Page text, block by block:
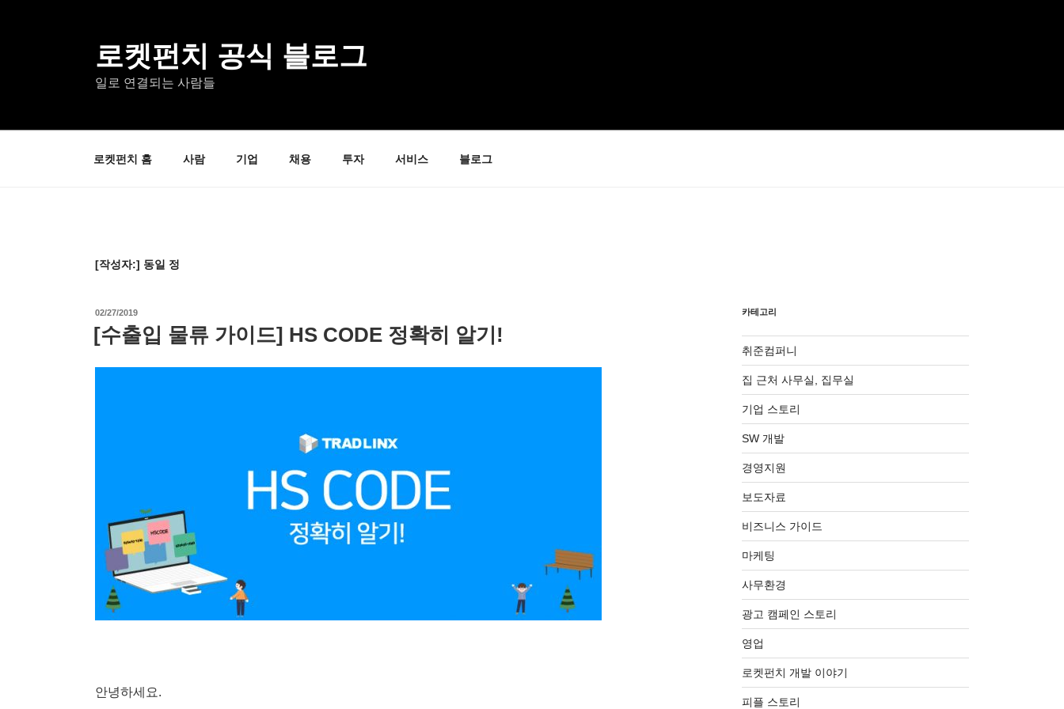
로켓펀치 공식 블로그
일로 연결되는 사람들
로켓펀치 홈 사람 기업 채용 투자 서비스 블로그
[작성자:] 동일 정
작
일
02/27/2019
[수출입 물류 가이드] HS CODE 정확히 알기!
안녕하세요.
카테고리
취준컴퍼니
집 근처 사무실, 집무실
기업 스토리
SW 개발
경영지원
보도자료
비즈니스 가이드
마케팅
사무환경
광고 캠페인 스토리
영업
로켓펀치 개발 이야기
피플 스토리